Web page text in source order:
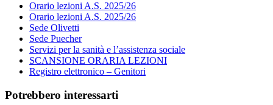
Orario lezioni A.S. 2025/26
Orario lezioni A.S. 2025/26
Sede Olivetti
Sede Puecher
Servizi per la sanità e l’assistenza sociale
SCANSIONE ORARIA LEZIONI
Registro elettronico – Genitori
Potrebbero interessarti